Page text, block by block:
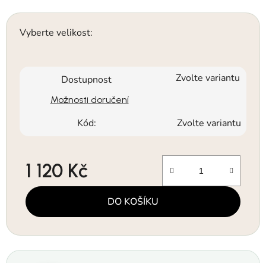
Vyberte velikost:
Dostupnost Zvolte variantu
Možnosti doručení
Kód: Zvolte variantu
1 120 Kč
Měrná cena:
DO KOŠÍKU